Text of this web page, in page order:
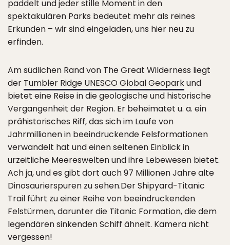
paddelt und jeder stille Moment in den
spektakulären Parks bedeutet mehr als reines
Erkunden – wir sind eingeladen, uns hier neu zu
erfinden.
Am südlichen Rand von The Great Wilderness liegt
der Tumbler Ridge UNESCO Global Geoparkund
bietet eine Reise in die geologische und historische
Vergangenheit der Region. Er beheimatet u. a. ein
prähistorisches Riff, das sich im Laufe von
Jahrmillionen in beeindruckende Felsformationen
verwandelt hat und einen seltenen Einblick in
urzeitliche Meereswelten und ihre Lebewesen bietet.
Ach ja, und es gibt dort auch 97 Millionen Jahre alte
Dinosaurierspuren zu sehen.Der Shipyard-Titanic
Trail führt zu einer Reihe von beeindruckenden
Felstürmen, darunter die Titanic Formation, die dem
legendären sinkenden Schiff ähnelt. Kamera nicht
vergessen!